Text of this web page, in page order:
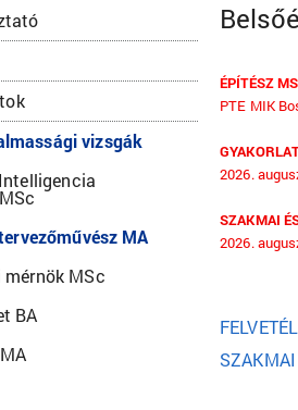
vizsgák
MA
mérnök MSc
BA
ÉPÍTÉSZ
PTE MIK
2026.
SZAKMAI
2026.